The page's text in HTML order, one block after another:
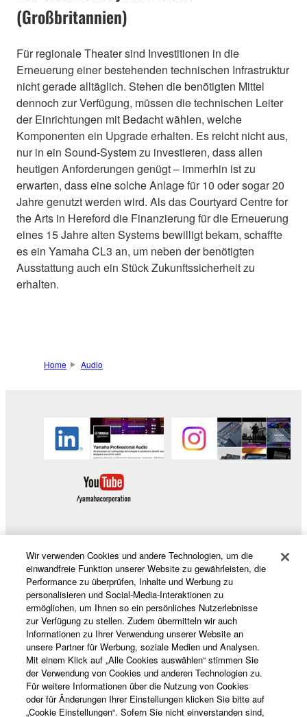
(Großbritannien)
Für regionale Theater sind Investitionen in die
Erneuerung einer bestehenden technischen Infrastruktur
nicht gerade alltäglich. Stehen die benötigten Mittel
dennoch zur Verfügung, müssen die technischen Leiter
der Einrichtungen mit Bedacht wählen, welche
Komponenten ein Upgrade erhalten. Es reicht nicht aus,
nur in ein Sound-System zu investieren, dass allen
heutigen Anforderungen genügt – immerhin ist zu
erwarten, dass eine solche Anlage für 10 oder sogar 20
Jahre genutzt werden wird. Als das Courtyard Centre for
the Arts in Hereford die Finanzierung für die Erneuerung
eines 15 Jahre alten Systems bewilligt bekam, schaffte
es ein Yamaha CL3 an, um neben der benötigten
Ausstattung auch ein Stück Zukunftssicherheit zu
erhalten.
Home Audio
Produkte und Lösungen
News
Über Yamaha
Wir verwenden Cookies und andere Technologien, um die
einwandfreie Funktion unserer Website zu gewährleisten, die
Performance zu überprüfen, Inhalte und Werbung zu
personalisieren und Social-Media-Interaktionen zu
ermöglichen, um Ihnen so ein persönliches Nutzerlebnisse
zur Verfügung zu stellen. Zudem übermitteln wir auch
Informationen zu Ihrer Verwendung unserer Website an
unsere Partner für Werbung, soziale Medien und Analysen.
Mit einem Klick auf „Alle Cookies auswählen“ stimmen Sie
der Verwendung von Cookies und anderen Technologien zu.
Für weitere Informationen über die Nutzung von Cookies
oder für Änderungen Ihrer Einstellungen klicken Sie bitte auf
„Cookie Einstellungen“. Sofern Sie nicht einverstanden sind,